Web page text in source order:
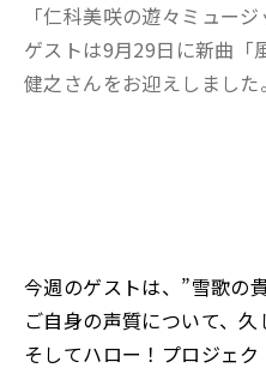
「仁科美咲の遊々ミュー
ゲストは9月29日に新曲「
健之さんをお迎えしました。
今週のゲストは、”雪歌の
ご自身の声質について、久
そしてハロー！プロジェク